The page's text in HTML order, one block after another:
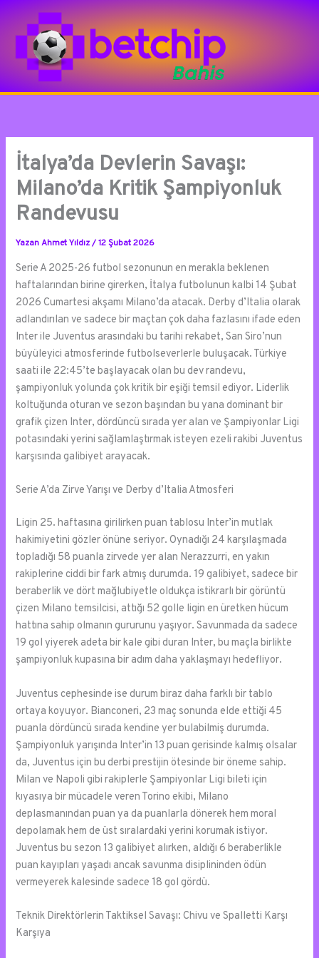
İçeriğe
İtalya’da Devlerin Savaşı:
Milano’da Kritik Şampiyonluk
Randevusu
Yazan Ahmet Yıldız/12 Şubat 2026
Serie A 2025-26 futbol sezonunun en merakla beklenen
haftalarından birine girerken, İtalya futbolunun kalbi 14 Şubat
2026 Cumartesi akşamı Milano’da atacak. Derby d’Italia olarak
adlandırılan ve sadece bir maçtan çok daha fazlasını ifade eden
Inter ile Juventus arasındaki bu tarihi rekabet, San Siro’nun
büyüleyici atmosferinde futbolseverlerle buluşacak. Türkiye
saati ile 22:45’te başlayacak olan bu dev randevu,
şampiyonluk yolunda çok kritik bir eşiği temsil ediyor. Liderlik
koltuğunda oturan ve sezon başından bu yana dominant bir
grafik çizen Inter, dördüncü sırada yer alan ve Şampiyonlar Ligi
potasındaki yerini sağlamlaştırmak isteyen ezeli rakibi Juventus
karşısında galibiyet arayacak.
Serie A’da Zirve Yarışı ve Derby d’Italia Atmosferi
Ligin 25. haftasına girilirken puan tablosu Inter’in mutlak
hakimiyetini gözler önüne seriyor. Oynadığı 24 karşılaşmada
topladığı 58 puanla zirvede yer alan Nerazzurri, en yakın
rakiplerine ciddi bir fark atmış durumda. 19 galibiyet, sadece bir
beraberlik ve dört mağlubiyetle oldukça istikrarlı bir görüntü
çizen Milano temsilcisi, attığı 52 golle ligin en üretken hücum
hattına sahip olmanın gururunu yaşıyor. Savunmada da sadece
19 gol yiyerek adeta bir kale gibi duran Inter, bu maçla birlikte
şampiyonluk kupasına bir adım daha yaklaşmayı hedefliyor.
Juventus cephesinde ise durum biraz daha farklı bir tablo
ortaya koyuyor. Bianconeri, 23 maç sonunda elde ettiği 45
puanla dördüncü sırada kendine yer bulabilmiş durumda.
Şampiyonluk yarışında Inter’in 13 puan gerisinde kalmış olsalar
da, Juventus için bu derbi prestijin ötesinde bir öneme sahip.
Milan ve Napoli gibi rakiplerle Şampiyonlar Ligi bileti için
kıyasıya bir mücadele veren Torino ekibi, Milano
deplasmanından puan ya da puanlarla dönerek hem moral
depolamak hem de üst sıralardaki yerini korumak istiyor.
Juventus bu sezon 13 galibiyet alırken, aldığı 6 beraberlikle
puan kayıpları yaşadı ancak savunma disiplininden ödün
vermeyerek kalesinde sadece 18 gol gördü.
Teknik Direktörlerin Taktiksel Savaşı: Chivu ve Spalletti Karşı
Karşıya